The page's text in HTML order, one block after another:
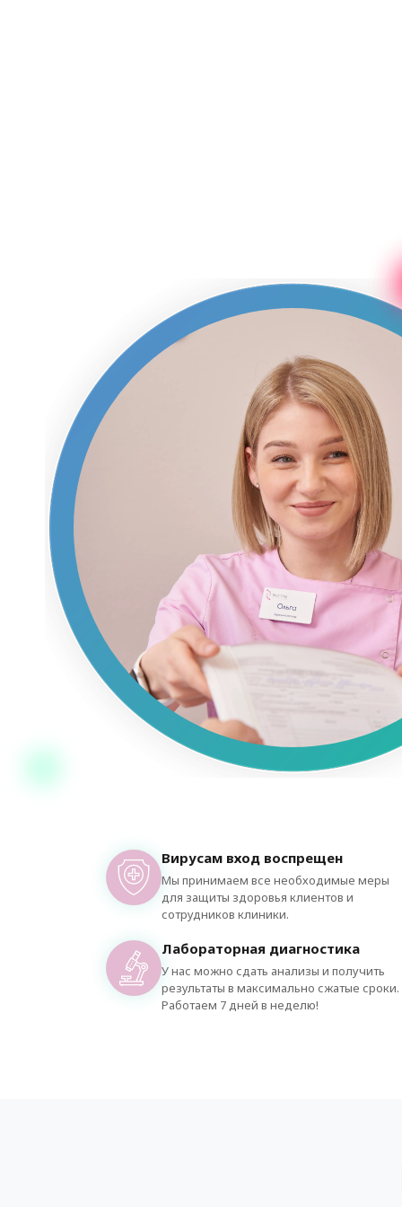
Вирусам вход воспрещен
Мы принимаем все необходимые меры
для защиты здоровья клиентов и
сотрудников клиники.
Лабораторная диагностика
У нас можно сдать анализы и получить
результаты в максимально сжатые сроки.
Работаем 7 дней в неделю!